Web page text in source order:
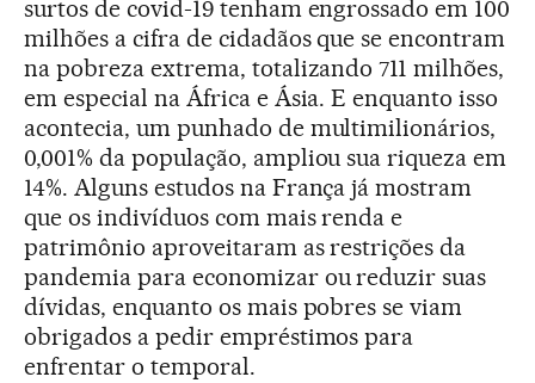
surtos de covid-19 tenham engrossado em 100
milhões a cifra de cidadãos que se encontram
na pobreza extrema, totalizando 711 milhões,
em especial na África e Ásia. E enquanto isso
acontecia, um punhado de multimilionários,
0,001% da população, ampliou sua riqueza em
14%. Alguns estudos na França já mostram
que os indivíduos com mais renda e
patrimônio aproveitaram as restrições da
pandemia para economizar ou reduzir suas
dívidas, enquanto os mais pobres se viam
obrigados a pedir empréstimos para
enfrentar o temporal.